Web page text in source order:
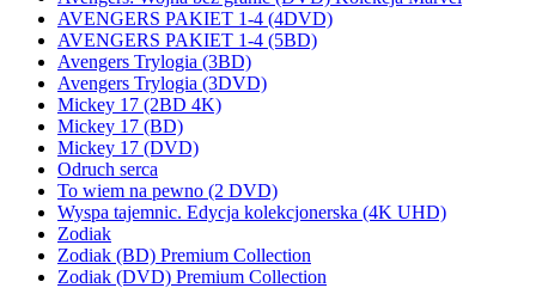
AVENGERS PAKIET 1-4 (4DVD)
AVENGERS PAKIET 1-4 (5BD)
Avengers Trylogia (3BD)
Avengers Trylogia (3DVD)
Mickey 17 (2BD 4K)
Mickey 17 (BD)
Mickey 17 (DVD)
Odruch serca
To wiem na pewno (2 DVD)
Wyspa tajemnic. Edycja kolekcjonerska (4K UHD)
Zodiak
Zodiak (BD) Premium Collection
Zodiak (DVD) Premium Collection